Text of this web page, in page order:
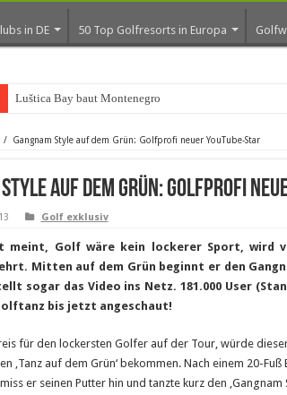
in DE 50 Top Golfresorts in Europa
Luštica Bay baut Montenegros erste Gol
/ Gangnam Style auf dem Grün: Golfprofi neuer YouTube-Star
Style auf dem Grün: Golfprofi
Golf exklusiv
meint, Golf wäre kein lockerer Sport, wird
Mitten auf dem Grün beginnt er den
sogar das Video ins Netz. 181.000 User
bis jetzt angeschaut!
für den lockersten Golfer auf der Tour, würde
‚Tanz auf dem Grün‘ bekommen. Nach einem 20-
er seinen Putter hin und tanzte kurz den